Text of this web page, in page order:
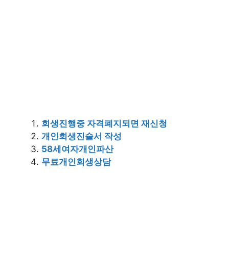
회생진행중 자격폐지되면 재신청
개인회생진술서 작성
58세여자개인파산
무료개인회생상담